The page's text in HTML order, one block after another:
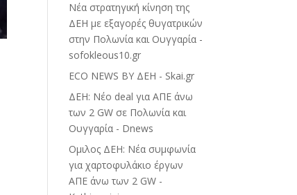
Νέα στρατηγική κίνηση της
ΔΕΗ με εξαγορές θυγατρικών
στην Πολωνία και Ουγγαρία -
sofokleous10.gr
ECO NEWS BY ΔΕΗ - Skai.gr
ΔΕΗ: Νέο deal για ΑΠΕ άνω
των 2 GW σε Πολωνία και
Ουγγαρία - Dnews
Ομιλος ΔΕΗ: Νέα συμφωνία
για χαρτοφυλάκιο έργων
ΑΠΕ άνω των 2 GW -